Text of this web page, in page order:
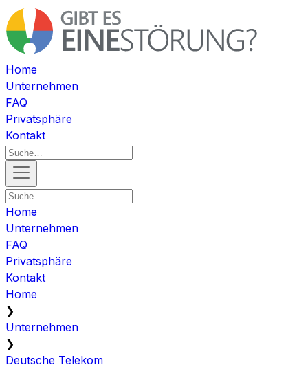
Home
Unternehmen
FAQ
Privatsphäre
Kontakt
Home
Unternehmen
FAQ
Privatsphäre
Kontakt
Home
❯
Unternehmen
❯
Deutsche Telekom